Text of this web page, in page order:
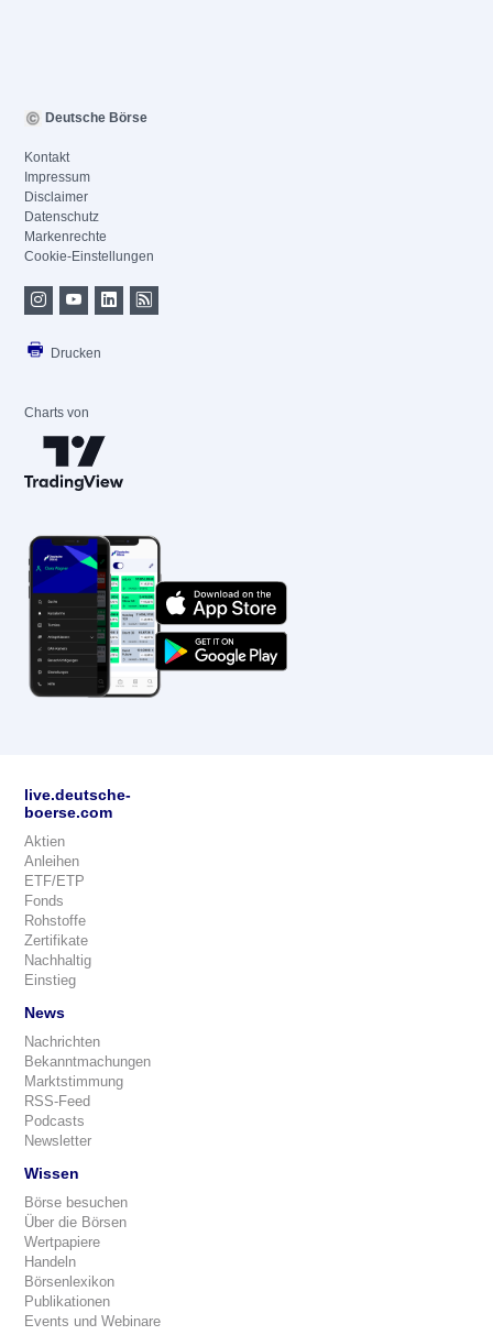
Deutsche Börse
Kontakt
Impressum
Disclaimer
Datenschutz
Markenrechte
Cookie-Einstellungen
Drucken
Charts von
live.deutsche-
boerse.com
Aktien
Anleihen
ETF/ETP
Fonds
Rohstoffe
Zertifikate
Nachhaltig
Einstieg
News
Nachrichten
Bekanntmachungen
Marktstimmung
RSS-Feed
Podcasts
Newsletter
Wissen
Börse besuchen
Über die Börsen
Wertpapiere
Handeln
Börsenlexikon
Publikationen
Events und Webinare